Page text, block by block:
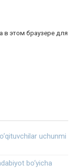
в этом браузере для
uchunmi
bo‘yicha